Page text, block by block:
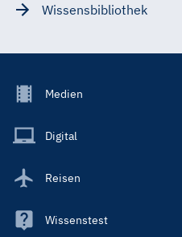
Wissensbibliothek
Footer
Main
Medien
Digital
Reisen
Wissenstest